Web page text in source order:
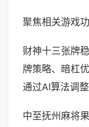
聚焦相关游戏
财神十三张牌
牌策略、暗杠
通过AI算法调
中至抚州麻将